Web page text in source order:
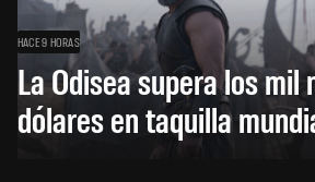
HACE 9 HORAS
La Odisea supera los mil
dólares en taquilla